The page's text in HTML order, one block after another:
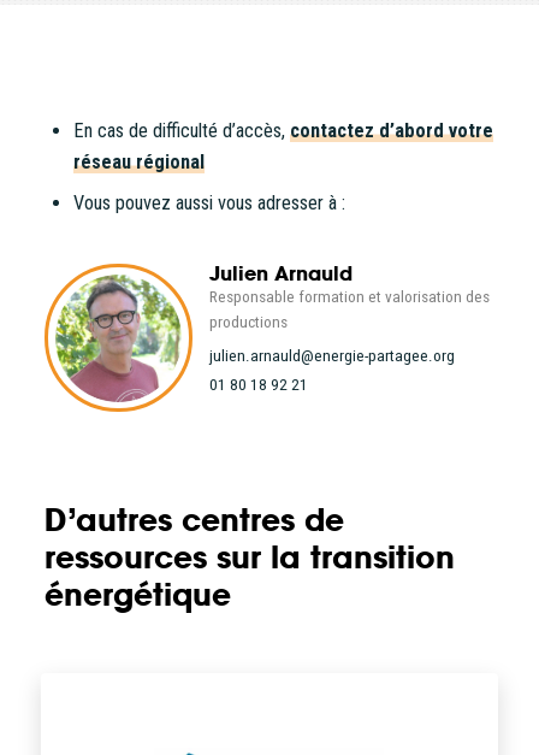
En cas de difficulté d’accès, contactez d’abord votre
réseau régional
Vous pouvez aussi vous adresser à :
Julien Arnauld
Responsable formation et valorisation des
productions
julien.arnauld@energie-partagee.org
01 80 18 92 21
D’autres centres de
ressources sur la transition
énergétique